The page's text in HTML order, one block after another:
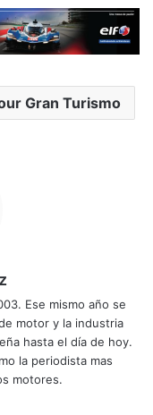
Gran Turismo
Ese mismo año se
motor y la industria
hasta el día de hoy.
la periodista mas
motores.